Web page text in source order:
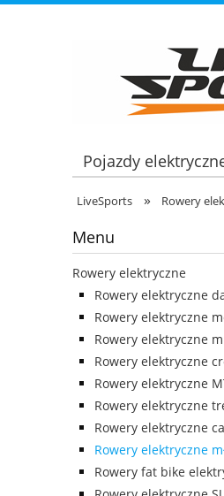
Pojazdy
LiveSports » Rowery
Menu
Rowery elektryczne
Rowery elektryczne
Rowery elektryczne
Rowery elektryczne
Rowery elektryczne
Rowery elektryczne
Rowery elektryczne
Rowery elektryczne
Rowery elektryczne
Rowery fat bike